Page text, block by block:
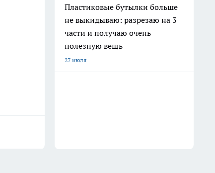
Пластиковые бутылки больше
не выкидываю: разрезаю на 3
части и получаю очень
полезную вещь
27 июля